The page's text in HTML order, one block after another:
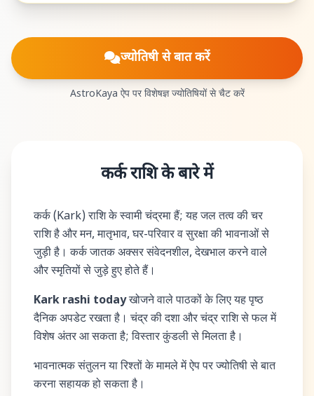
ज्योतिषी से बात करें
AstroKaya ऐप पर विशेषज्ञ ज्योतिषियों से चैट करें
कर्क राशि के बारे में
कर्क (Kark) राशि के स्वामी चंद्रमा हैं; यह जल तत्व की चर
राशि है और मन, मातृभाव, घर-परिवार व सुरक्षा की भावनाओं से
जुड़ी है। कर्क जातक अक्सर संवेदनशील, देखभाल करने वाले
और स्मृतियों से जुड़े हुए होते हैं।
Kark rashi todayखोजने वाले पाठकों के लिए यह पृष्ठ
दैनिक अपडेट रखता है। चंद्र की दशा और चंद्र राशि से फल में
विशेष अंतर आ सकता है; विस्तार कुंडली से मिलता है।
भावनात्मक संतुलन या रिश्तों के मामले में ऐप पर ज्योतिषी से बात
करना सहायक हो सकता है।